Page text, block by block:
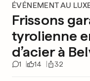
ÉVÉNEMENT AU
Frissons
tyrolienne
d’acier à
1 14 32